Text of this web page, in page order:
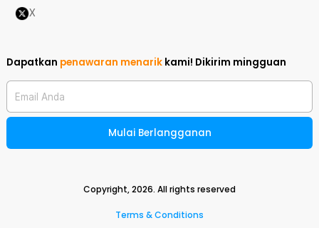
X
Dapatkan penawaran menarik kami! Dikirim mingguan
Email Anda
Mulai Berlangganan
Copyright,2026. All rights reserved
Terms & Conditions